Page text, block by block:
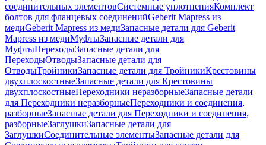
соединительных элементовСистемные уплотненияКомплект
болтов для фланцевых соединенийGeberit Mapress из
медиGeberit Mapress из медиЗапасные детали для Geberit
Mapress из медиМуфтыЗапасные детали для
МуфтыПереходыЗапасные детали для
ПереходыОтводыЗапасные детали для
ОтводыТройникиЗапасные детали для ТройникиКрестовины
двухплоскостныеЗапасные детали для Крестовины
двухплоскостныеПереходники неразборныеЗапасные детали
для Переходники неразборныеПереходники и соединения,
разборныеЗапасные детали для Переходники и соединения,
разборныеЗаглушкиЗапасные детали для
ЗаглушкиСоединительные элементыЗапасные детали для